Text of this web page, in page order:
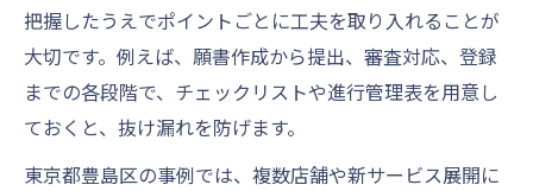
把握したうえでポイントごとに工夫を取り入れることが
大切です。例えば、願書作成から提出、審査対応、登録
までの各段階で、チェックリストや進行管理表を用意し
ておくと、抜け漏れを防げます。
東京都豊島区の事例では、複数店舗や新サービス展開に